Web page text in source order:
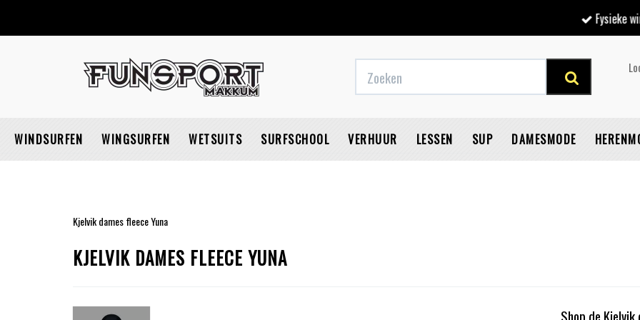
WINDSURFEN WINGSURFEN WETSUITS SURFSCHOOL VERHUUR LESSEN SUP DAMESMODE
Kjelvik dames fleece Yuna
KJELVIK DAMES FLEECE YUNA
Shop de